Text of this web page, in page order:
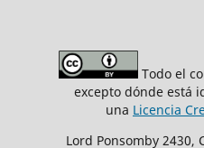
Todo el
excepto dónde está
una Licencia
Lord Ponsomby 2430,